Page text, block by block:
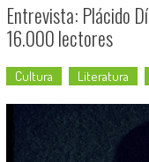
Entrevista: Plácido
16.000 lectores
Cultura Literatura